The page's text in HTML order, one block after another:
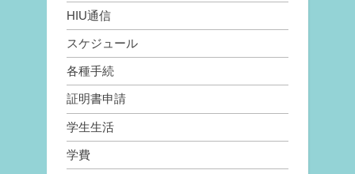
HIU通信
スケジュール
各種手続
証明書申請
学生生活
学費